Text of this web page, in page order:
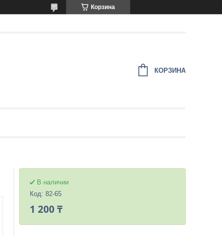
Корзина
КОРЗИНА
В наличии
Код: 82-65
1 200 ₸